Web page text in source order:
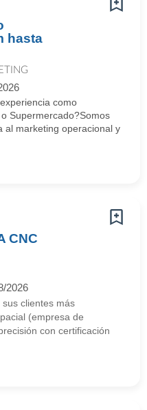
hasta
como
Supermercado?Somos
al marketing operacional y
CNC
2026
clientes más
(empresa de
con certificación